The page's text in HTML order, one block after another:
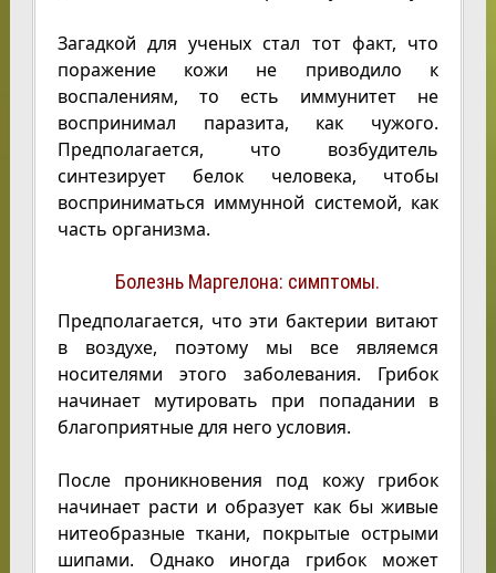
Загадкой для ученых стал тот факт, что
поражение кожи не приводило к
воспалениям, то есть иммунитет не
воспринимал паразита, как чужого.
Предполагается, что возбудитель
синтезирует белок человека, чтобы
восприниматься иммунной системой, как
часть организма.
Болезнь Маргелона: симптомы.
Предполагается, что эти бактерии витают
в воздухе, поэтому мы все являемся
носителями этого заболевания. Грибок
начинает мутировать при попадании в
благоприятные для него условия.
После проникновения под кожу грибок
начинает расти и образует как бы живые
нитеобразные ткани, покрытые острыми
шипами. Однако иногда грибок может